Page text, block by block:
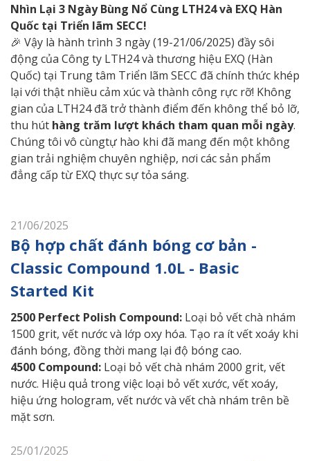
Nhìn Lại 3 Ngày Bùng Nổ Cùng LTH24 và EXQ Hàn
Quốc tại Triển lãm SECC!
🎉 Vậy là hành trình 3 ngày (19-21/06/2025) đầy sôi
động của Công ty LTH24 và thương hiệu EXQ (Hàn
Quốc) tại Trung tâm Triển lãm SECC đã chính thức khép
lại với thật nhiều cảm xúc và thành công rực rỡ! Không
gian của LTH24 đã trở thành điểm đến không thể bỏ lỡ,
thu hút hàng trăm lượt khách tham quan mỗi ngày.
Chúng tôi vô cùngtự hào khi đã mang đến một không
gian trải nghiệm chuyên nghiệp, nơi các sản phẩm
đẳng cấp từ EXQ thực sự tỏa sáng.
21/06/2025
Bộ hợp chất đánh bóng cơ bản -
Classic Compound 1.0L - Basic
Started Kit
2500 Perfect Polish Compound: Loại bỏ vết chà nhám
1500 grit, vết nước và lớp oxy hóa. Tạo ra ít vết xoáy khi
đánh bóng, đồng thời mang lại độ bóng cao.
4500 Compound: Loại bỏ vết chà nhám 2000 grit, vết
nước. Hiệu quả trong việc loại bỏ vết xước, vết xoáy,
hiệu ứng hologram, vết nước và vết chà nhám trên bề
mặt sơn.
25/01/2025